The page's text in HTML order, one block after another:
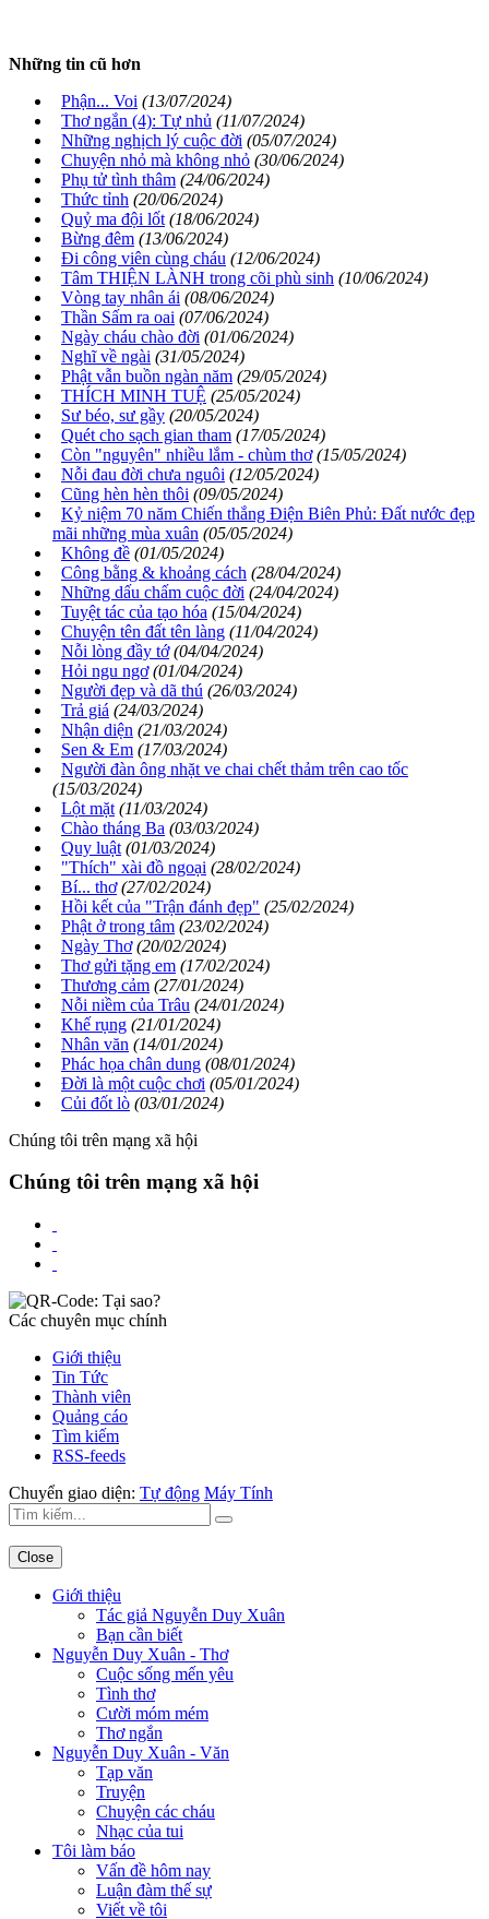
Những tin cũ hơn
Phận... Voi (13/07/2024)
Thơ ngắn (4): Tự nhủ (11/07/2024)
Những nghịch lý cuộc đời (05/07/2024)
Chuyện nhỏ mà không nhỏ (30/06/2024)
Phụ tử tình thâm (24/06/2024)
Thức tỉnh (20/06/2024)
Quỷ ma đội lốt (18/06/2024)
Bừng đêm (13/06/2024)
Đi công viên cùng cháu (12/06/2024)
Tâm THIỆN LÀNH trong cõi phù sinh (10/06/2024)
Vòng tay nhân ái (08/06/2024)
Thần Sấm ra oai (07/06/2024)
Ngày cháu chào đời (01/06/2024)
Nghĩ về ngài (31/05/2024)
Phật vẫn buồn ngàn năm (29/05/2024)
THÍCH MINH TUỆ (25/05/2024)
Sư béo, sư gầy (20/05/2024)
Quét cho sạch gian tham (17/05/2024)
Còn "nguyên" nhiều lắm - chùm thơ (15/05/2024)
Nỗi đau đời chưa nguôi (12/05/2024)
Cũng hèn hèn thôi (09/05/2024)
Kỷ niệm 70 năm Chiến thắng Điện Biên Phủ: Đất nước đẹp
mãi những mùa xuân (05/05/2024)
Không đề (01/05/2024)
Công bằng & khoảng cách (28/04/2024)
Những dấu chấm cuộc đời (24/04/2024)
Tuyệt tác của tạo hóa (15/04/2024)
Chuyện tên đất tên làng (11/04/2024)
Nỗi lòng đầy tớ (04/04/2024)
Hỏi ngu ngơ (01/04/2024)
Người đẹp và dã thú (26/03/2024)
Trả giá (24/03/2024)
Nhận diện (21/03/2024)
Sen & Em (17/03/2024)
Người đàn ông nhặt ve chai chết thảm trên cao tốc
(15/03/2024)
Lột mặt (11/03/2024)
Chào tháng Ba (03/03/2024)
Quy luật (01/03/2024)
"Thích" xài đồ ngoại (28/02/2024)
Bí... thơ (27/02/2024)
Hồi kết của "Trận đánh đẹp" (25/02/2024)
Phật ở trong tâm (23/02/2024)
Ngày Thơ (20/02/2024)
Thơ gửi tặng em (17/02/2024)
Thương cảm (27/01/2024)
Nỗi niềm của Trâu (24/01/2024)
Khế rụng (21/01/2024)
Nhân văn (14/01/2024)
Phác họa chân dung (08/01/2024)
Đời là một cuộc chơi (05/01/2024)
Củi đốt lò (03/01/2024)
Chúng tôi trên mạng xã hội
Chúng tôi trên mạng xã hội
Các chuyên mục chính
Giới thiệu
Tin Tức
Thành viên
Quảng cáo
Tìm kiếm
RSS-feeds
Chuyển giao diện: Tự động Máy Tính
Close
Giới thiệu
Tác giả Nguyễn Duy Xuân
Bạn cần biết
Nguyễn Duy Xuân - Thơ
Cuộc sống mến yêu
Tình thơ
Cười móm mém
Thơ ngắn
Nguyễn Duy Xuân - Văn
Tạp văn
Truyện
Chuyện các cháu
Nhạc của tui
Tôi làm báo
Vấn đề hôm nay
Luận đàm thế sự
Viết về tôi